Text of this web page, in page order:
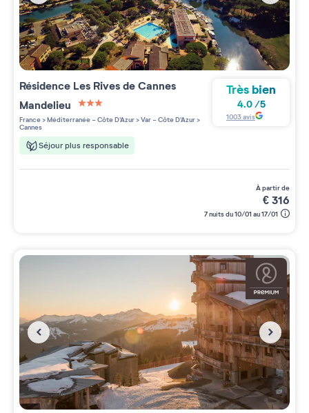
Résidence Les Rives de Cannes
Mandelieu
3 étoiles sur 5
France>Méditerranée - Côte D'Azur>Var - Côte D'Azur>
Cannes
Séjour plus responsable
Très bien
4.0/5
1003avis
à partir de
€316
7 nuits du 10/01 au 17/01